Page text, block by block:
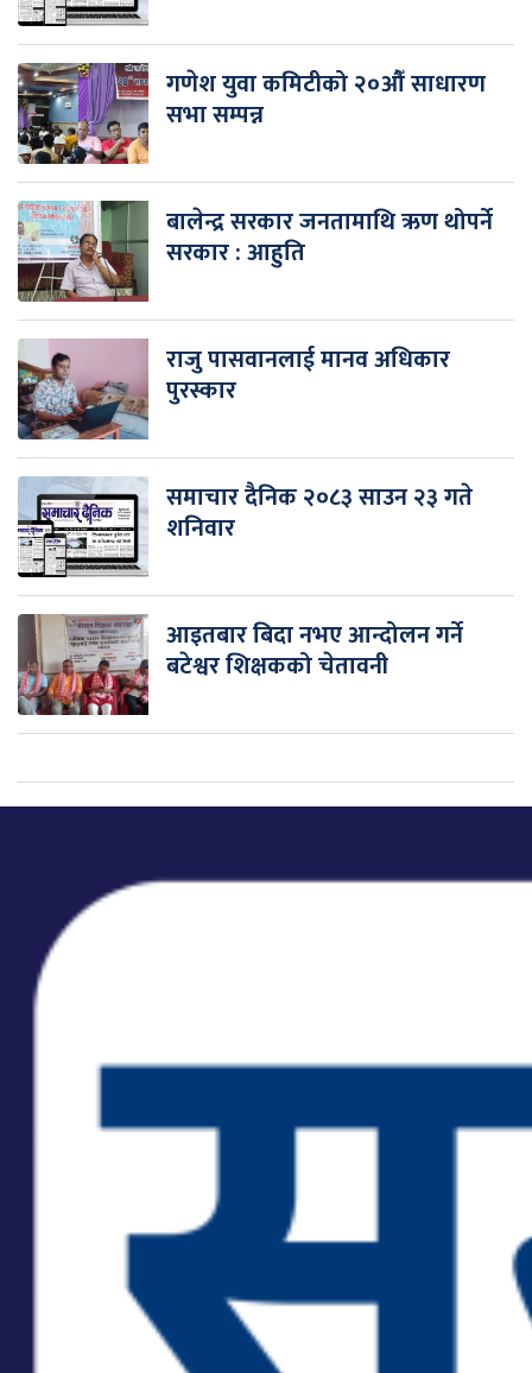
गणेश युवा कमिटीको २०औँ साधारण
सभा सम्पन्न
बालेन्द्र सरकार जनतामाथि ऋण थोपर्ने
सरकार : आहुति
राजु पासवानलाई मानव अधिकार
पुरस्कार
समाचार दैनिक २०८३ साउन २३ गते
शनिवार
आइतबार बिदा नभए आन्दोलन गर्ने
बटेश्वर शिक्षकको चेतावनी